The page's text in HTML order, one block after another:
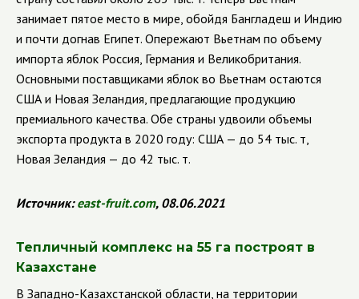
занимает пятое место в мире, обойдя Бангладеш и Индию
и почти догнав Египет. Опережают Вьетнам по объему
импорта яблок Россия, Германия и Великобритания.
Основными поставщиками яблок во Вьетнам остаются
США и Новая Зеландия, предлагающие продукцию
премиального качества. Обе страны удвоили объемы
экспорта продукта в 2020 году: США — до 54 тыс. т,
Новая Зеландия — до 42 тыс. т.
Источник:east-fruit.com, 08.06.2021
Тепличный комплекс на 55 га построят в
Казахстане
В Западно-Казахстанской области, на территории